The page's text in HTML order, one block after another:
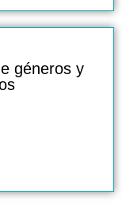
géneros y